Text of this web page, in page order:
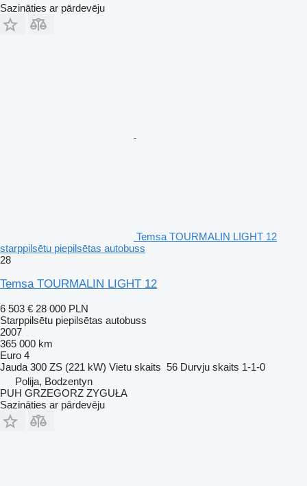
Sazināties ar pārdevēju
Temsa TOURMALIN LIGHT 12
starppilsētu piepilsētas autobuss
28
Temsa TOURMALIN LIGHT 12
6 503 € 28 000 PLN
Starppilsētu piepilsētas autobuss
2007
365 000 km
Euro 4
Jauda 300 ZS (221 kW) Vietu skaits 56 Durvju skaits 1-1-0
Polija, Bodzentyn
PUH GRZEGORZ ZYGUŁA
Sazināties ar pārdevēju